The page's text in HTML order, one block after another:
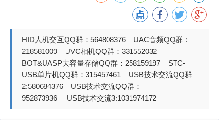
HID人机交互QQ群：564808376 UAC音频QQ群：
218581009 UVC相机QQ群：331552032
BOT&UASP大容量存储QQ群：258159197 STC-
USB单片机QQ群：315457461 USB技术交流QQ群
2:580684376 USB技术交流QQ群：
952873936 USB技术交流3:1031974172